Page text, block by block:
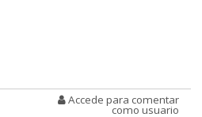
Accede para comentar
como usuario